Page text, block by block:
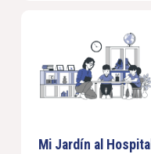
Mi Jardín al Hospital